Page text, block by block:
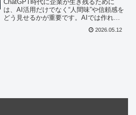
ChatGPT時代に企業が生き残るために
は、AI活用だけでなく“人間味”や信頼感を
どう見せるかが重要です。AIでは作れな
高めるWeb戦略を、企業ブランディング
2026.05.12